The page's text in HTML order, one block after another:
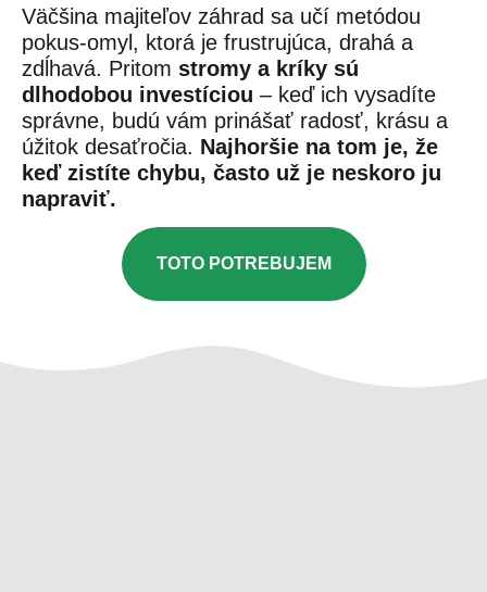
Väčšina majiteľov záhrad sa učí metódou
pokus-omyl, ktorá je frustrujúca, drahá a
zdĺhavá. Pritom stromy a kríky sú
dlhodobou investíciou – keď ich vysadíte
správne, budú vám prinášať radosť, krásu a
úžitok desaťročia. Najhoršie na tom je, že
keď zistíte chybu, často už je neskoro ju
napraviť.
TOTO POTREBUJEM